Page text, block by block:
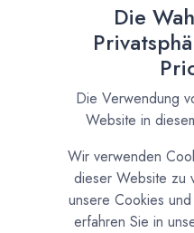
KIKIS PRALINENWELT
Die
Die Verwendung
Website in
Wir verwenden
dieser Website zu
unsere Cookies
erfahren Sie in